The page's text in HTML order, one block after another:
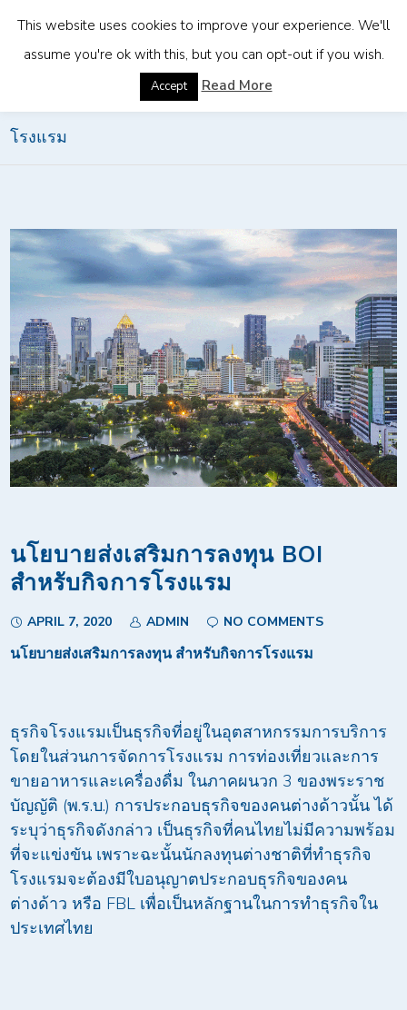
นโยบายส่งเสริมการลงทุน BOI สำหรับกิจการ
โรงแรม
นโยบายส่งเสริมการลงทุน BOI
สำหรับกิจการโรงแรม
APRIL 7, 2020 ADMIN NO COMMENTS
นโยบายส่งเสริมการลงทุน สำหรับกิจการโรงแรม
ธุรกิจโรงแรมเป็นธุรกิจที่อยู่ในอุตสาหกรรมการบริการ
โดยในส่วนการจัดการโรงแรม การท่องเที่ยวและการ
ขายอาหารและเครื่องดื่ม ในภาคผนวก 3 ของพระราช
บัญญัติ (พ.ร.บ.) การประกอบธุรกิจของคนต่างด้าวนั้น ได้
ระบุว่าธุรกิจดังกล่าว เป็นธุรกิจที่คนไทยไม่มีความพร้อม
ที่จะแข่งขัน เพราะฉะนั้นนักลงทุนต่างชาติที่ทำธุรกิจ
โรงแรมจะต้องมีใบอนุญาตประกอบธุรกิจของคน
ต่างด้าว หรือ FBL เพื่อเป็นหลักฐานในการทำธุรกิจใน
ประเทศไทย
This website uses cookies to improve your experience. We'll
assume you're ok with this, but you can opt-out if you wish.
Accept Read More